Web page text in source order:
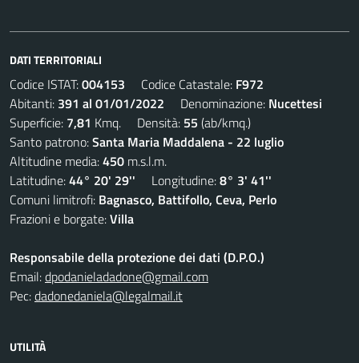
DATI TERRITORIALI
Codice ISTAT:004153 Codice Catastale: F972
Abitanti: 391 al 01/01/2022 Denominazione: Nucettesi
Superficie: 7,81 Kmq. Densità: 55 (ab/kmq.)
Santo patrono:Santa Maria Maddalena - 22 luglio
Altitudine media:450 m.s.l.m.
Latitudine:44° 20' 29'' Longitudine:8° 3' 41''
Comuni limitrofi: Bagnasco, Battifollo, Ceva, Perlo
Frazioni e borgate:Villa
Responsabile della protezione dei dati (D.P.O.)
Email:dpodanieladadone@gmail.com
Pec:dadonedaniela@legalmail.it
UTILITÀ